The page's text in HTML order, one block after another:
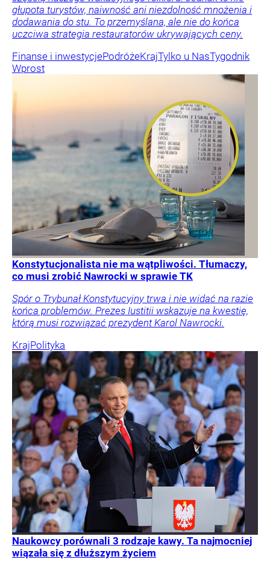
głupota turystów, naiwność ani niezdolność mnożenia i
dodawania do stu. To przemyślana, ale nie do końca
uczciwa strategia restauratorów ukrywających ceny.
Finanse i inwestycjePodróżeKrajTylko u NasTygodnik
Wprost
Konstytucjonalista nie ma wątpliwości. Tłumaczy,
co musi zrobić Nawrocki w sprawie TK
Spór o Trybunał Konstytucyjny trwa i nie widać na razie
końca problemów. Prezes Iustitii wskazuje na kwestię,
którą musi rozwiązać prezydent Karol Nawrocki.
KrajPolityka
Naukowcy porównali 3 rodzaje kawy. Ta najmocniej
wiązała się z dłuższym życiem